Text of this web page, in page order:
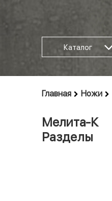
Каталог
Главная Ножи
Мелита-К
Разделы